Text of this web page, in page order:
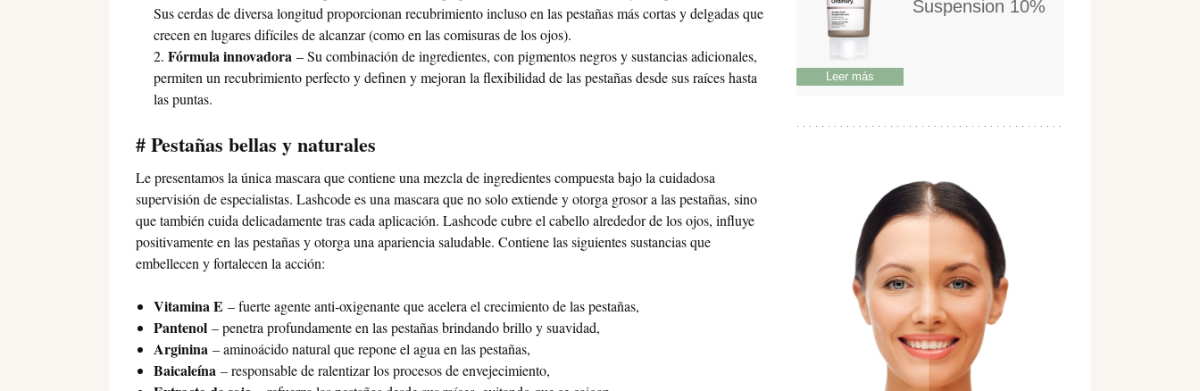
Sus cerdas de diversa longitud proporcionan recubrimiento incluso en las pestañas más cortas y delgadas que
crecen en lugares difíciles de alcanzar (como en las comisuras de los ojos).
Fórmula innovadora – Su combinación de ingredientes, con pigmentos negros y sustancias adicionales,
permiten un recubrimiento perfecto y definen y mejoran la flexibilidad de las pestañas desde sus raíces hasta
las puntas.
# Pestañas bellas y naturales
Le presentamos la única mascara que contiene una mezcla de ingredientes compuesta bajo la cuidadosa
supervisión de especialistas. Lashcode es una mascara que no solo extiende y otorga grosor a las pestañas, sino
que también cuida delicadamente tras cada aplicación. Lashcode cubre el cabello alrededor de los ojos, influye
positivamente en las pestañas y otorga una apariencia saludable. Contiene las siguientes sustancias que
embellecen y fortalecen la acción:
Vitamina E – fuerte agente anti-oxigenante que acelera el crecimiento de las pestañas,
Pantenol – penetra profundamente en las pestañas brindando brillo y suavidad,
Arginina – aminoácido natural que repone el agua en las pestañas,
Baicaleína – responsable de ralentizar los procesos de envejecimiento,
Suspension 10%
Leer más